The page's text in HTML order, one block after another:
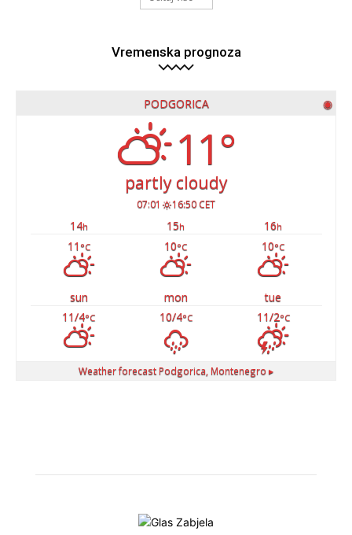
Vremenska prognoza
PODGORICA ◉
11°
partly cloudy
07:01 16:50 CET
14h 15h 16h
11 °C 10°C 10°C
sun mon
tue
11/4°C 10/4°C 11/2°C
Weather forecast Podgorica, Montenegro ▸